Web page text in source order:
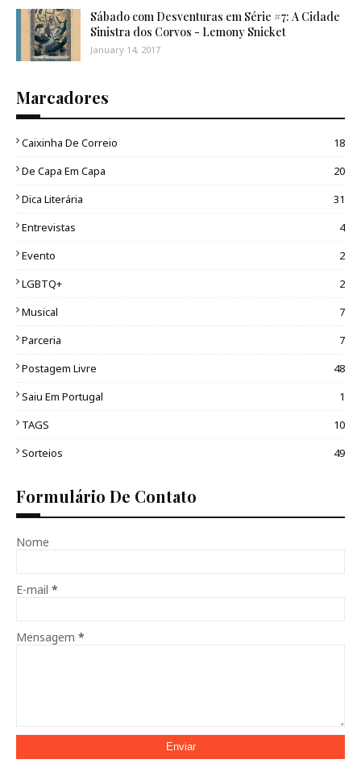
Sábado com Desventuras em Série #7: A Cidade
Sinistra dos Corvos - Lemony Snicket
January 14, 2017
Marcadores
Caixinha De Correio
18
De Capa Em Capa
20
Dica Literária
31
Entrevistas
4
Evento
2
LGBTQ+
2
Musical
7
Parceria
7
Postagem Livre
48
Saiu Em Portugal
1
TAGS
10
Sorteios
49
Formulário De Contato
Nome
E-mail *
Mensagem *